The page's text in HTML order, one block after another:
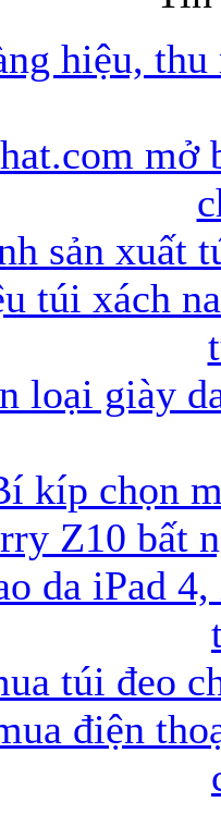
hiệu,
sản xuất
túi xách
loại giày
kíp chọn
Z10 bất
da iPad
túi đeo
điện